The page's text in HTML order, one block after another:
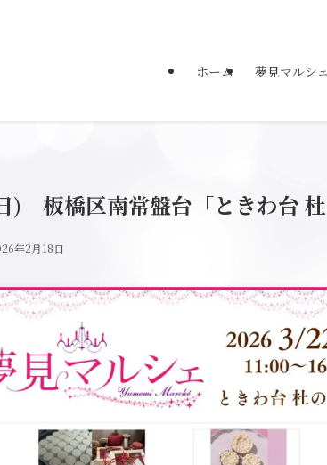
ホーム 夢見マルシ
) 板橋区南常盤台「ときわ台 杜
年2月18日